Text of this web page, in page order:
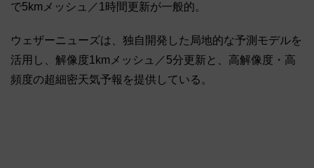
で5kmメッシュ／1時間更新が一般的。
ウェザーニューズは、独自開発した局地的な予測モデルを
活用し、解像度1kmメッシュ／5分更新と、高解像度・高
頻度の超細密天気予報を提供している。